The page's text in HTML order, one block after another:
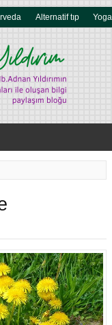
Alternatif tıp Yoga